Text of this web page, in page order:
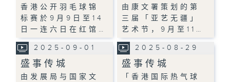
香港公开羽毛球锦
标赛於9月9日至14
日一连六日在红馆…
由康文署策划的第
三届「亚艺无疆」
艺术节，9月至11…
2025-09-01
盛事传城
由发展局与国家文
2025-08-29
盛事传城
「香港国际热气球